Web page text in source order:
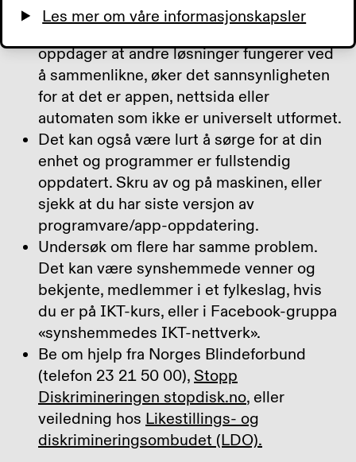
fremgangsmåte, eller om andre apper
oppdager at andre løsninger fungerer ved
å sammenlikne, øker det sannsynligheten
for at det er appen, nettsida eller
automaten som ikke er universelt utformet.
Det kan også være lurt å sørge for at din
enhet og programmer er fullstendig
oppdatert. Skru av og på maskinen, eller
sjekk at du har siste versjon av
programvare/app-oppdatering.
Undersøk om flere har samme problem.
Det kan være synshemmede venner og
bekjente, medlemmer i et fylkeslag, hvis
du er på IKT-kurs, eller i Facebook-gruppa
«synshemmedes IKT-nettverk».
Be om hjelp fra Norges Blindeforbund
(telefon 23 21 50 00), Stopp
Diskrimineringen stopdisk.no, eller
veiledning hos Likestillings- og
diskrimineringsombudet (LDO).
Les mer om våre informasjonskapsler